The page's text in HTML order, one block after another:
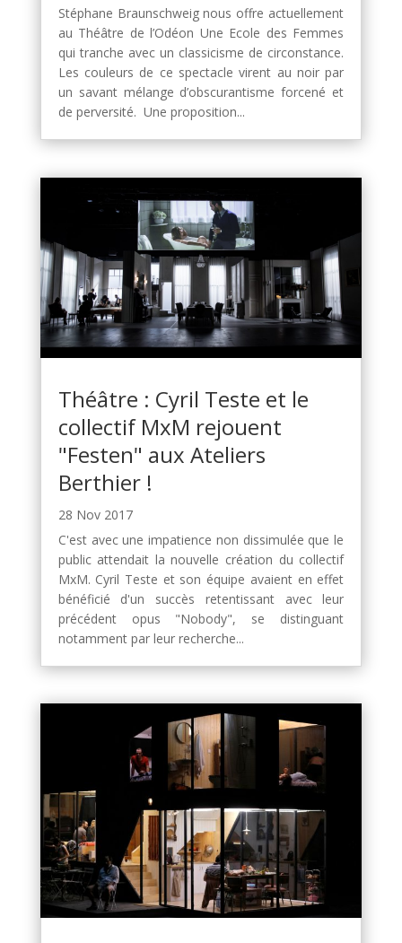
Stéphane Braunschweig nous offre actuellement
au Théâtre de l’Odéon Une Ecole des Femmes
qui tranche avec un classicisme de circonstance.
Les couleurs de ce spectacle virent au noir par
un savant mélange d’obscurantisme forcené et
de perversité. Une proposition...
Théâtre : Cyril Teste et le
collectif MxM rejouent
"Festen" aux Ateliers
Berthier !
28 Nov 2017
C'est avec une impatience non dissimulée que le
public attendait la nouvelle création du collectif
MxM. Cyril Teste et son équipe avaient en effet
bénéficié d'un succès retentissant avec leur
précédent opus "Nobody", se distinguant
notamment par leur recherche...